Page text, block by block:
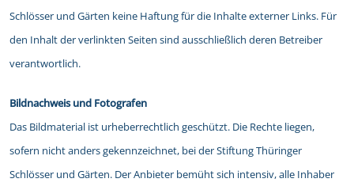
Schlösser und Gärten keine Haftung für die Inhalte externer Links. Für
den Inhalt der verlinkten Seiten sind ausschließlich deren Betreiber
verantwortlich.
Bildnachweis und Fotografen
Das Bildmaterial ist urheberrechtlich geschützt. Die Rechte liegen,
sofern nicht anders gekennzeichnet, bei der Stiftung Thüringer
Schlösser und Gärten. Der Anbieter bemüht sich intensiv, alle Inhaber